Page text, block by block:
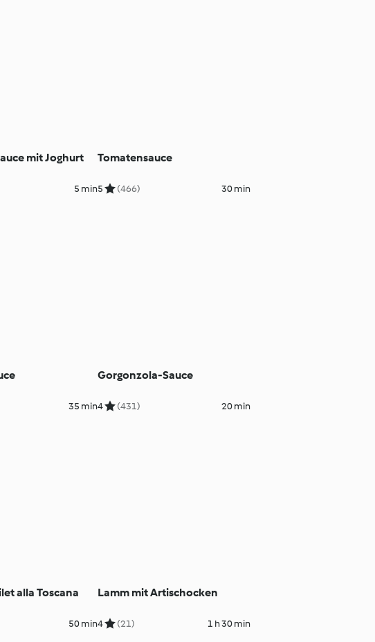
mit Joghurt
5 min
Tomatensauce
5 (466) 30 min
35 min
Gorgonzola-Sauce
4 (431) 20 min
alla Toscana
50 min
Lamm mit Artischocken
4 (21) 1 h 30 min